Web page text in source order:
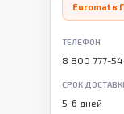
Euromat в
ТЕЛЕФОН
8 800 777-
СРОК
5-6 дней